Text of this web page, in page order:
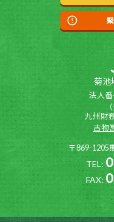
菊池
法人
九州財
古物
〒869-1205
TEL:
FAX: